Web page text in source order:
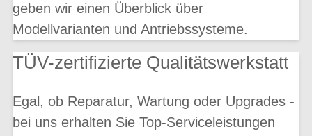
geben wir einen Überblick über
Modellvarianten und Antriebssysteme.
TÜV-zertifizierte Qualitätswerkstatt
Egal, ob Reparatur, Wartung oder Upgrades -
bei uns erhalten Sie Top-Serviceleistungen